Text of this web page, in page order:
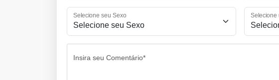
Selecione seu Sexo Selecione
Insira seu Comentário*